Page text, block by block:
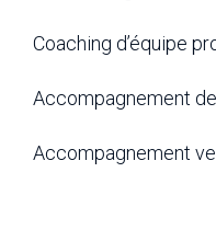
Coaching d’équipe
Accompagnement
Accompagnement